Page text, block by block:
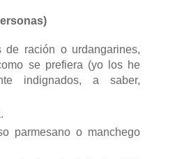
ración o urdangarines,
se prefiera (yo los he
indignados, a saber,
parmesano o manchego